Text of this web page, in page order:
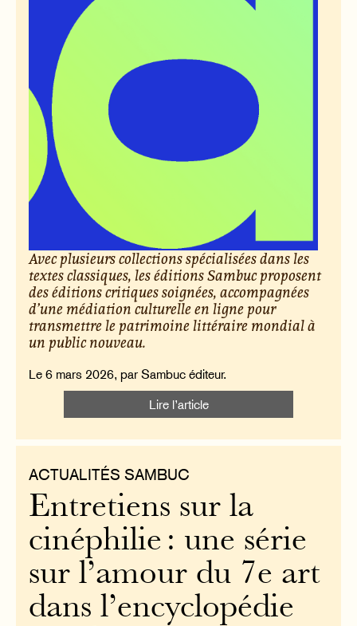
Avec plusieurs collections spécialisées dans les
textes classiques, les éditions Sambuc proposent
des éditions critiques soignées, accompagnées
d’une médiation culturelle en ligne pour
transmettre le patrimoine littéraire mondial à
un public nouveau.
Le 6 mars 2026, par Sambuc éditeur.
Lire l’article
ACTUALITÉS SAMBUC
Entretiens sur la
cinéphilie : une série
sur l’amour du 7e art
dans l’encyclopédie